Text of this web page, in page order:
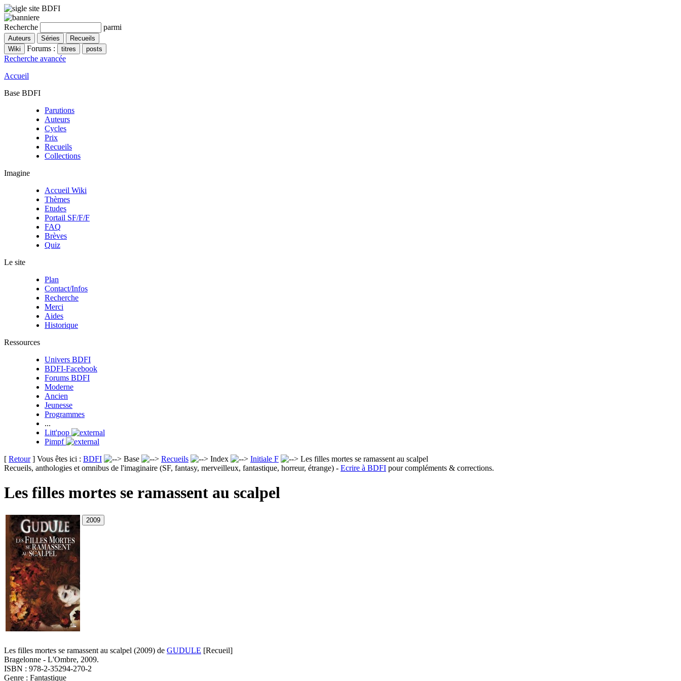
Recherche parmi
Forums :
Recherche avancée
Accueil
Base BDFI
Parutions
Auteurs
Cycles
Prix
Recueils
Collections
Imagine
Accueil Wiki
Thèmes
Etudes
Portail SF/F/F
FAQ
Brèves
Quiz
Le site
Plan
Contact/Infos
Recherche
Merci
Aides
Historique
Ressources
Univers BDFI
BDFI-Facebook
Forums BDFI
Moderne
Ancien
Jeunesse
Programmes
...
Litt'pop
Pimpf
[ Retour] Vous êtes ici : BDFI Base Recueils Index Initiale F
Les filles mortes se ramassent au scalpel
Recueils, anthologies et omnibus de l'imaginaire (SF, fantasy, merveilleux, fantastique, horreur, étrange) - Ecrire à BDFI pour compléments & corrections.
Les filles mortes se ramassent au scalpel
Les filles mortes se ramassent au scalpel (2009) de GUDULE [Recueil]
Bragelonne - L'Ombre, 2009.
ISBN : 978-2-35294-270-2
Genre : Fantastique